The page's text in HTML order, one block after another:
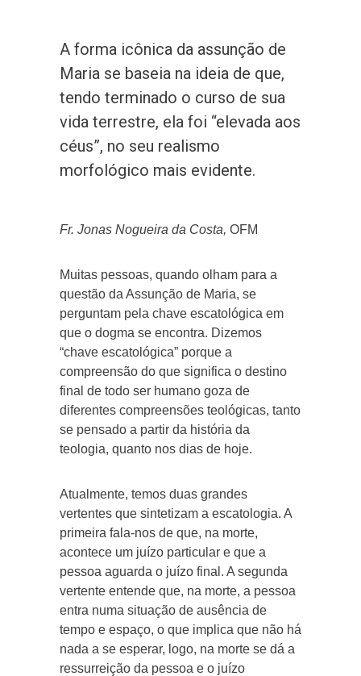
A forma icônica da assunção de
Maria se baseia na ideia de que,
tendo terminado o curso de sua
vida terrestre, ela foi “elevada aos
céus”, no seu realismo
morfológico mais evidente.
Fr. Jonas Nogueira da Costa, OFM
Muitas pessoas, quando olham para a
questão da Assunção de Maria, se
perguntam pela chave escatológica em
que o dogma se encontra. Dizemos
“chave escatológica” porque a
compreensão do que significa o destino
final de todo ser humano goza de
diferentes compreensões teológicas, tanto
se pensado a partir da história da
teologia, quanto nos dias de hoje.
Atualmente, temos duas grandes
vertentes que sintetizam a escatologia. A
primeira fala-nos de que, na morte,
acontece um juízo particular e que a
pessoa aguarda o juízo final. A segunda
vertente entende que, na morte, a pessoa
entra numa situação de ausência de
tempo e espaço, o que implica que não há
nada a se esperar, logo, na morte se dá a
ressurreição da pessoa e o juízo